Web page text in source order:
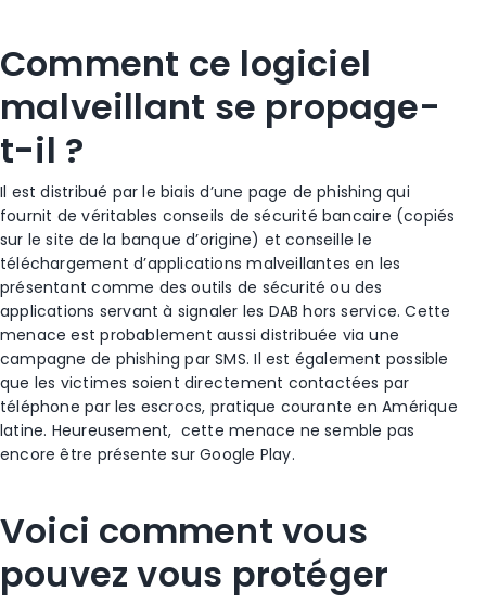
Comment ce logiciel
malveillant se propage-
t-il ?
Il est distribué par le biais d’une page de phishing qui
fournit de véritables conseils de sécurité bancaire (copiés
sur le site de la banque d’origine) et conseille le
téléchargement d’applications malveillantes en les
présentant comme des outils de sécurité ou des
applications servant à signaler les DAB hors service. Cette
menace est probablement aussi distribuée via une
campagne de phishing par SMS. Il est également possible
que les victimes soient directement contactées par
téléphone par les escrocs, pratique courante en Amérique
latine. Heureusement, cette menace ne semble pas
encore être présente sur Google Play.
Voici comment vous
pouvez vous protéger